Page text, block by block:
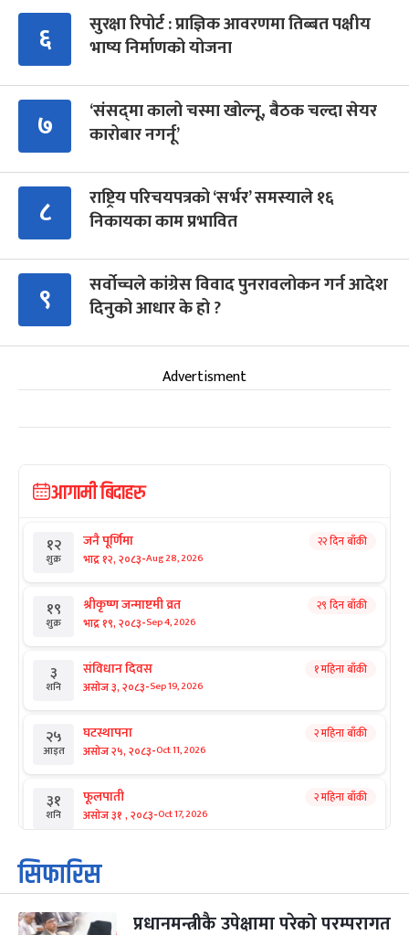
६
सुरक्षा रिपोर्ट : प्राज्ञिक आवरणमा तिब्बत पक्षीय
भाष्य निर्माणको योजना
७
‘संसद्‍मा कालो चस्मा खोल्नू, बैठक चल्दा सेयर
कारोबार नगर्नू’
८
राष्ट्रिय परिचयपत्रको ‘सर्भर’ समस्याले १६
निकायका काम प्रभावित
९
सर्वोच्चले कांग्रेस विवाद पुनरावलोकन गर्न आदेश
दिनुको आधार के हो ?
Advertisment
आगामी बिदाहरु
१२
शुक्र
जनै पूर्णिमा
भाद्र १२, २०८३-Aug 28, 2026
२२ दिन बाँकी
१९
शुक्र
श्रीकृष्ण जन्माष्टमी व्रत
भाद्र १९, २०८३-Sep 4, 2026
२९ दिन बाँकी
३
शनि
संविधान दिवस
असोज ३, २०८३-Sep 19, 2026
१ महिना बाँकी
२५
आइत
घटस्थापना
असोज २५, २०८३-Oct 11, 2026
२ महिना बाँकी
३१
शनि
फूलपाती
असोज ३१ , २०८३-Oct 17, 2026
२ महिना बाँकी
१
आइत
कार्तिक सङ्क्रान्ति
कार्तिक १, २०८३
३ महानवमी २ महिना बाँकी
सिफारिस
प्रधानमन्त्रीकै उपेक्षामा परेको परम्परागत